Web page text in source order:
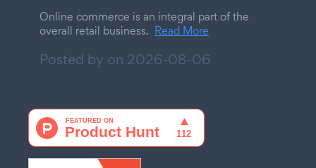
Online commerce is an integral part of the
overall retail business. Read More
Posted by on 2026-08-06